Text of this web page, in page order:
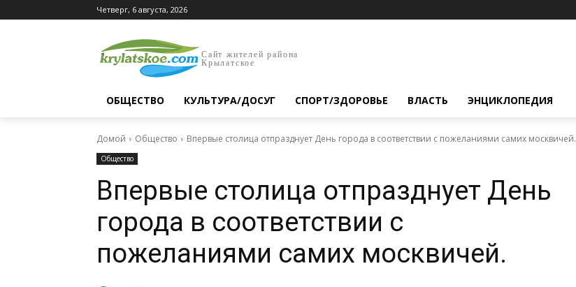
Четверг, 6 августа, 2026
Сайт жителей района
Крылатское
ОБЩЕСТВО КУЛЬТУРА/ДОСУГ СПОРТ/ЗДОРОВЬЕ ВЛАСТЬ ЭНЦИКЛОПЕДИЯ
Домой Общество Впервые столица отпразднует День города в соответствии с пожеланиями самих москвичей.
Общество
Впервые столица отпразднует День
города в соответствии с
пожеланиями самих москвичей.